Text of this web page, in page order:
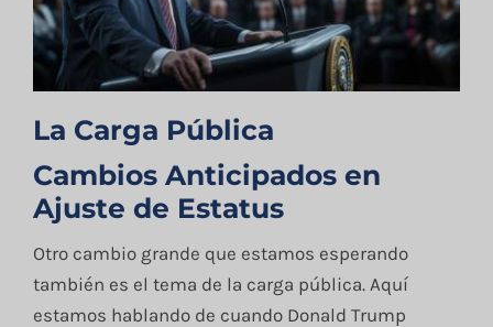
La Carga Pública
Cambios Anticipados en
Ajuste de Estatus
Otro cambio grande que estamos esperando
también es el tema de la carga pública. Aquí
estamos hablando de cuando Donald Trump